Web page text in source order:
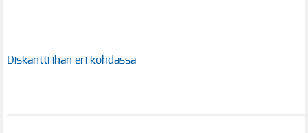
Diskantti ihan eri kohdassa